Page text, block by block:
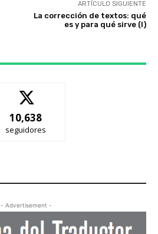
ARTÍCULO SIGUIENTE
La corrección de textos: qué
es y para qué sirve (I)
10,638
seguidores
- Advertisement -